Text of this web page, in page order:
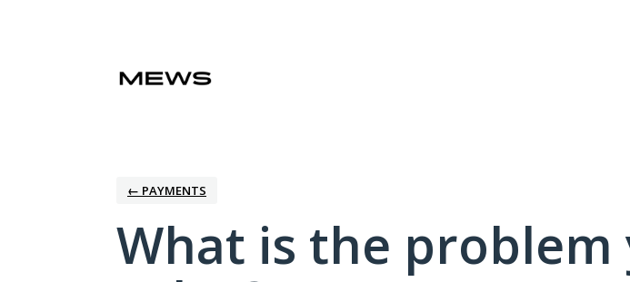
← PAYMENTS
What is the